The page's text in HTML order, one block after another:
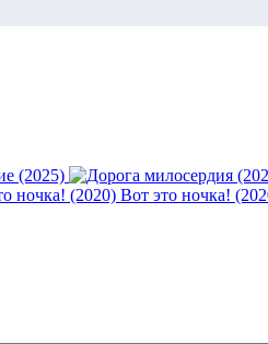
(2025)
Вот это ночка!